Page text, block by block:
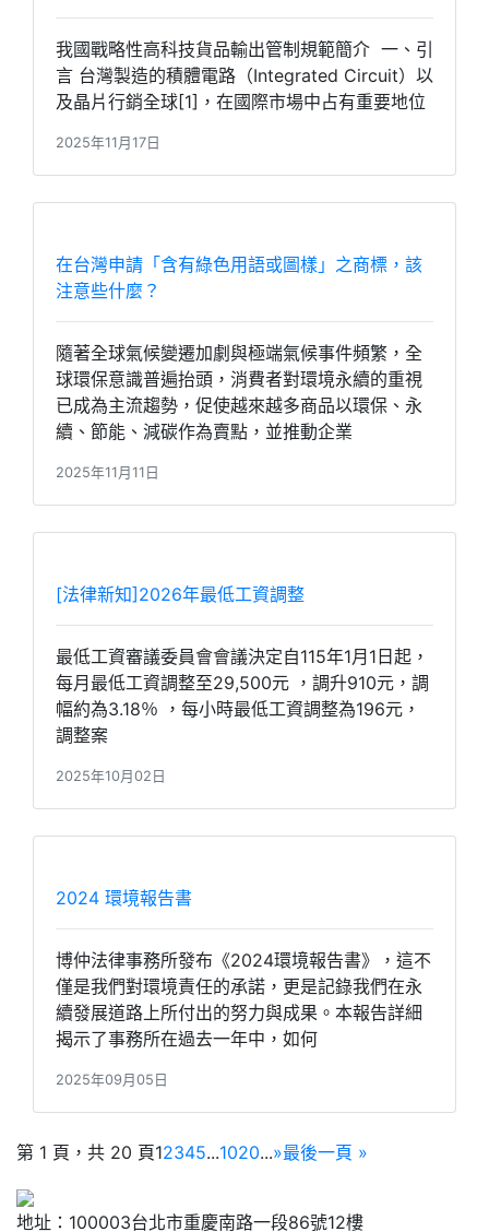
我國戰略性高科技貨品輸出管制規範簡介 一、引
言 台灣製造的積體電路（Integrated Circuit）以
及晶片行銷全球[1]，在國際市場中占有重要地位
2025年11月17日
在台灣申請「含有綠色用語或圖樣」之商標，該
注意些什麼？
隨著全球氣候變遷加劇與極端氣候事件頻繁，全
球環保意識普遍抬頭，消費者對環境永續的重視
已成為主流趨勢，促使越來越多商品以環保、永
續、節能、減碳作為賣點，並推動企業
2025年11月11日
[法律新知]2026年最低工資調整
最低工資審議委員會會議決定自115年1月1日起，
每月最低工資調整至29,500元 ，調升910元，調
幅約為3.18％ ，每小時最低工資調整為196元，
調整案
2025年10月02日
2024 環境報告書
博仲法律事務所發布《2024環境報告書》，這不
僅是我們對環境責任的承諾，更是記錄我們在永
續發展道路上所付出的努力與成果。本報告詳細
揭示了事務所在過去一年中，如何
2025年09月05日
第 1 頁，共 20 頁12345...1020...»最後一頁 »
地址：100003台北市重慶南路一段86號12樓